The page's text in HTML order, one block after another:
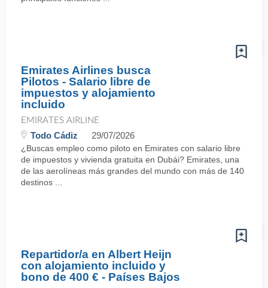
Emirates Airlines busca
Pilotos - Salario libre de
impuestos y alojamiento
incluido
EMIRATES AIRLINE
Todo Cádiz 29/07/2026
¿Buscas empleo como piloto en Emirates con salario libre
de impuestos y vivienda gratuita en Dubái? Emirates, una
de las aerolíneas más grandes del mundo con más de 140
destinos ...
Repartidor/a en Albert Heijn
con alojamiento incluido y
bono de 400 € - Países Bajos